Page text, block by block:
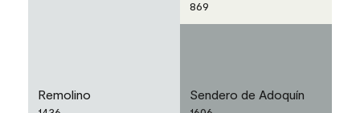
Remolino
869
Sendero de Adoquín